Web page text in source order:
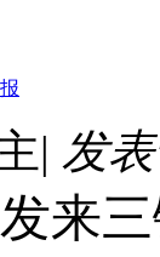
| 发
来